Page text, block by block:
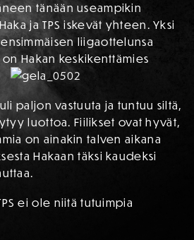
tänään useampikin
ja TPS iskevät yhteen. Yksi
liigaottelunsa
Hakan keskikenttämies
paljon vastuuta ja tuntuu siltä,
luottoa. Fiilikset ovat hyvät,
on ainakin talven aikana
Hakaan täksi kaudeksi
ei ole niitä tutuimpia